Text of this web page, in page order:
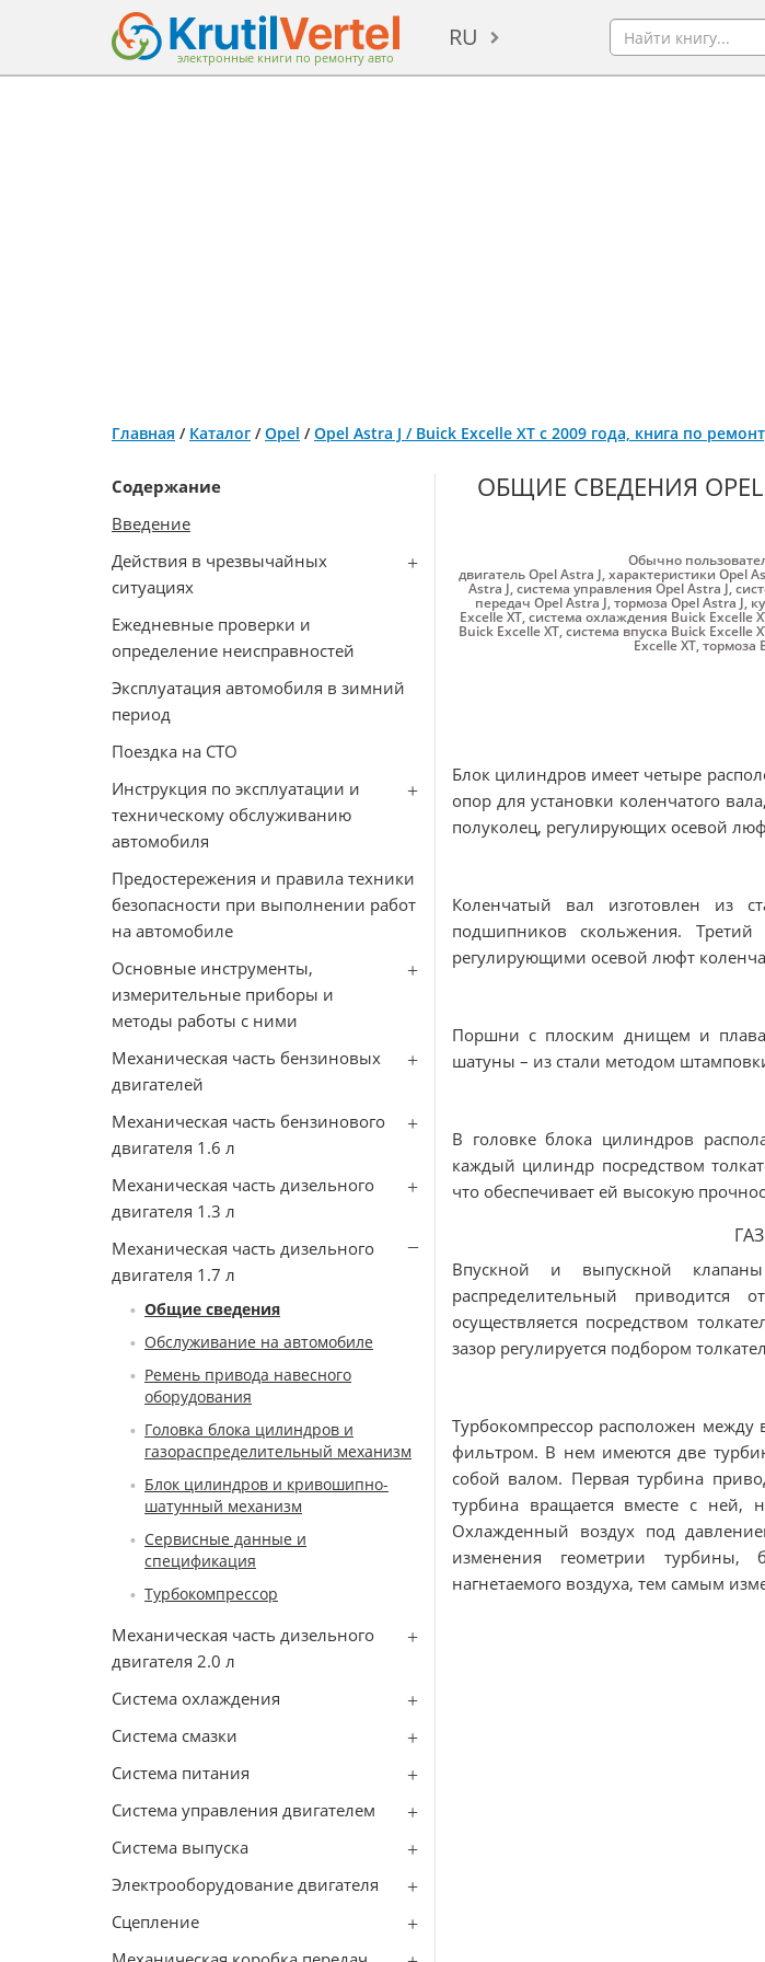
электронные книги по ремонту авто
RU
Главная / Каталог /Opel /Opel Astra J / Buick Excelle XT с 2009 года, книга по
Содержание
Введение
Действия в чрезвычайных
ситуациях
Ежедневные проверки и
определение неисправностей
Эксплуатация автомобиля в зимний
период
Поездка на СТО
Инструкция по эксплуатации и
техническому обслуживанию
автомобиля
Предостережения и правила техники
безопасности при выполнении работ
на автомобиле
Основные инструменты,
измерительные приборы и
методы работы с ними
Механическая часть бензиновых
двигателей
Механическая часть бензинового
двигателя 1.6 л
Механическая часть дизельного
двигателя 1.3 л
Механическая часть дизельного
двигателя 1.7 л
Общие сведения
Обслуживание на автомобиле
Ремень привода навесного
оборудования
Головка блока цилиндров и
газораспределительный механизм
Блок цилиндров и кривошипно-
шатунный механизм
Сервисные данные и
спецификация
Турбокомпрессор
Механическая часть дизельного
двигателя 2.0 л
Система охлаждения
Система смазки
Система питания
Система управления двигателем
Система выпуска
Электрооборудование двигателя
Сцепление
ОБЩИЕ СВЕДЕНИЯ OPEL
Обычно
двигатель Opel Astra J,характеристики Opel
Astra J,система управления Opel Astra J,
передач Opel Astra J,тормоза Opel Astra J,
Excelle XT,система охлаждения Buick Excelle
Buick Excelle XT,система впуска Buick Excelle
Excelle XT,тормоза
Блок цилиндров имеет четыре
опор для установки коленчатого
полуколец, регулирующих осевой
Коленчатый вал изготовлен из
подшипников скольжения.
регулирующими осевой люфт
Поршни с плоским днищем и
шатуны – из стали методом
В головке блока цилиндров
каждый цилиндр посредством
что обеспечивает ей высокую
Впускной и выпускной
распределительный
осуществляется посредством
зазор регулируется подбором
Турбокомпрессор расположен
фильтром. В нем имеются две
собой валом. Первая турбина
турбина вращается вместе с ней,
Охлажденный воздух под
изменения геометрии турбины,
нагнетаемого воздуха, тем самым